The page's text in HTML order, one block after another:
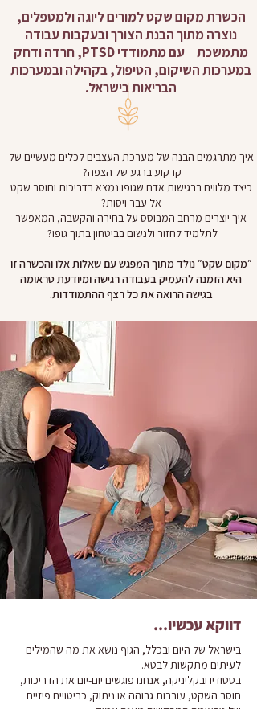
הכשרת מקום שקט למורים ליוגה ולמטפלים,
נוצרה מתוך הבנת הצורך ובעקבות עבודה
מתמשכת עם מתמודדי PTSD, חרדה ודחק
במערכות השיקום, הטיפול, בקהילה ובמערכות
הבריאות בישראל.
איך מתרגמים הבנה של מערכת העצבים לכלים מעשיים של
קרקוע ברגע של הצפה?
כיצד מלווים ברגישות אדם שגופו נמצא בדריכות וחוסר שקט
אל עבר ויסות?
איך יוצרים מרחב המבוסס על בחירה והקשבה, המאפשר
לתלמיד לחזור ולנשום בביטחון בתוך גופו?
״מקום שקט״ נולד מתוך המפגש עם שאלות אלו והכשרה זו
היא הזמנה להעמיק בעבודה רגישה ומיודעת טראומה
בגישה הרואה את כל רצף ההתמודדות.
דווקא עכשיו...
בישראל של היום ובכלל, הגוף נושא את מה שהמילים
לעיתים מתקשות לבטא.
בסטודיו ובקליניקה, אנחנו פוגשים יום-יום את הדריכות,
חוסר השקט, עוררות גבוהה או ניתוק, כביטויים פיזיים